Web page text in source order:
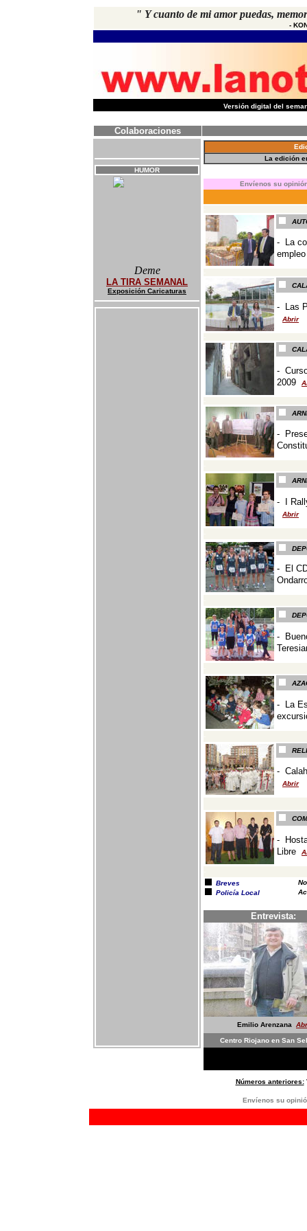
" Y cuanto de mi amor puedas,
-
Versión digital del
Colaboraciones
HUMOR
Deme
LA TIRA SEMANAL
Exposición Caricaturas
La edición
Envíenos su
-
La
- Las
Abrir
-
2009
-
- I
Abrir
- El
-
-
La
-
Abrir
-
Libre
Breves
Policía Local
Entrevista:
Emilio Arenzana
Centro Riojano en San
Números anteriores:
Envíenos su